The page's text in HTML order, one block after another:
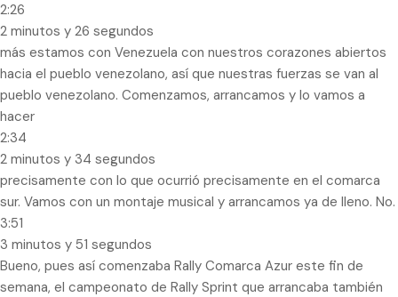
2:26
2 minutos y 26 segundos
más estamos con Venezuela con nuestros corazones abiertos
hacia el pueblo venezolano, así que nuestras fuerzas se van al
pueblo venezolano. Comenzamos, arrancamos y lo vamos a
hacer
2:34
2 minutos y 34 segundos
precisamente con lo que ocurrió precisamente en el comarca
sur. Vamos con un montaje musical y arrancamos ya de lleno. No.
3:51
3 minutos y 51 segundos
Bueno, pues así comenzaba Rally Comarca Azur este fin de
semana, el campeonato de Rally Sprint que arrancaba también